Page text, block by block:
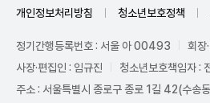
개인정보처리방침 청소년보호정책
정기간행등록번호 : 서울 아 00493
회장
사장·편집인 : 임규진
청소년보호책임자 :
주소 : 서울특별시 종로구 종로 1길 42(수송